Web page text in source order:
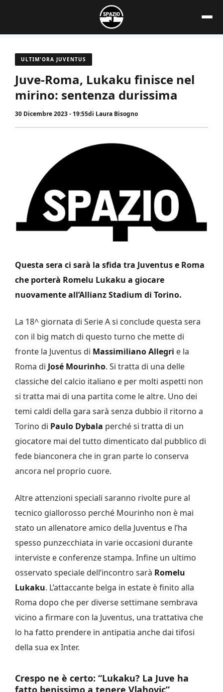
contenuto
ULTIM'ORA JUVENTUS
Juve-Roma, Lukaku finisce nel
mirino: sentenza durissima
30 Dicembre 2023 - 19:55di Laura Bisogno
Questa sera ci sarà la sfida tra Juventus e Roma
che porterà Romelu Lukaku a giocare
nuovamente all’Allianz Stadium di Torino.
La 18^ giornata di Serie A si conclude questa sera
con il big match di questo turno che mette di
fronte la Juventus di Massimiliano Allegri e la
Roma di José Mourinho. Si tratta di una delle
classiche del calcio italiano e per molti aspetti non
si tratta mai di una partita come le altre. Uno dei
temi caldi della gara sarà senza dubbio il ritorno a
Torino di Paulo Dybala perché si tratta di un
giocatore mai del tutto dimenticato dal pubblico di
fede bianconera che in gran parte lo conserva
ancora nel proprio cuore.
Altre attenzioni speciali saranno rivolte pure al
tecnico giallorosso perché Mourinho non è mai
stato un allenatore amico della Juventus e l’ha
spesso punzecchiata in varie occasioni durante
interviste e conferenze stampa. Infine un ultimo
osservato speciale dell’incontro sarà Romelu
Lukaku. L’attaccante belga in estate è finito alla
Roma dopo che per diverse settimane sembrava
vicino a firmare con la Juventus, una trattativa che
lo ha fatto prendere in antipatia anche dai tifosi
della sua ex Inter.
Crespo ne è certo: “Lukaku? La Juve ha
fatto benissimo a tenere Vlahovic”